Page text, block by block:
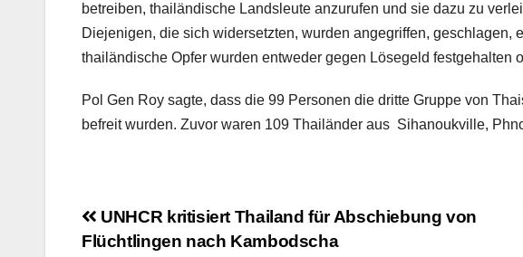
betreiben, thailändische Landsleute anzurufen und sie dazu zu
Diejenigen, die sich widersetzten, wurden angegriffen, geschlagen,
thailändische Opfer wurden entweder gegen Lösegeld festgehalten
Pol Gen Roy sagte, dass die 99 Personen die dritte Gruppe von
befreit wurden. Zuvor waren 109 Thailänder aus Sihanoukville,
Beitragsnavigation
UNHCR kritisiert Thailand für Abschiebung von
Flüchtlingen nach Kambodscha